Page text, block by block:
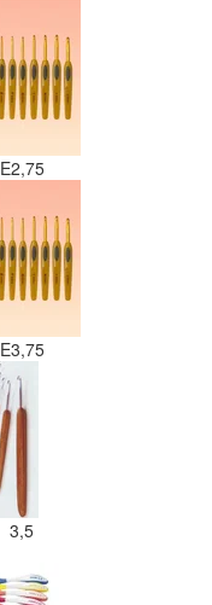
E2,75
E3,75
3,5